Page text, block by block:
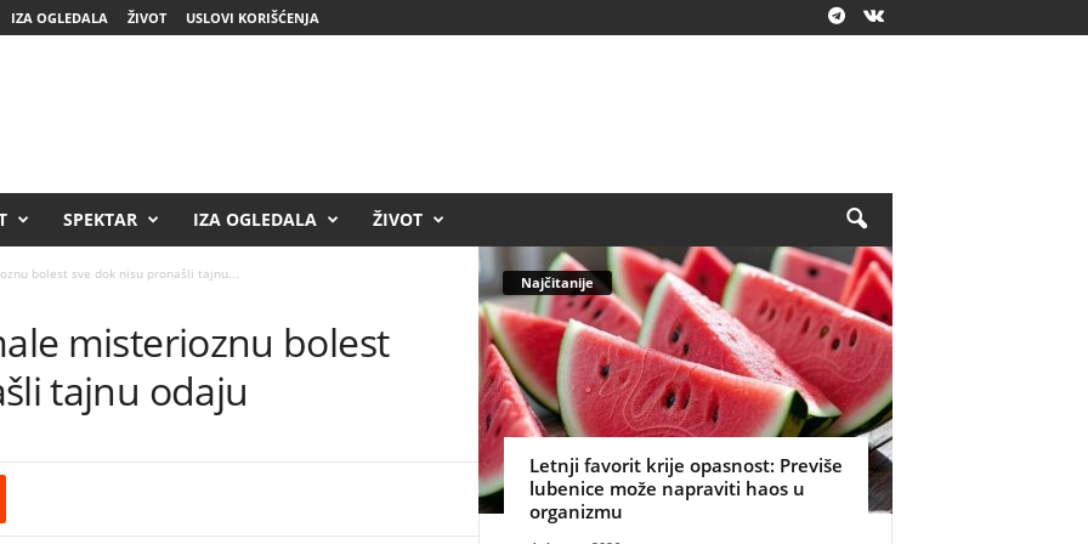
IZA OGLEDALA ŽIVOT USLOVI KORIŠĆENJA
SPEKTAR IZA OGLEDALA ŽIVOT
bolest sve dok nisu pronašli tajnu...
misterioznu bolest
tajnu odaju
Najčitanije
Letnji favorit krije opasnost: Previše
lubenice može napraviti haos u
organizmu